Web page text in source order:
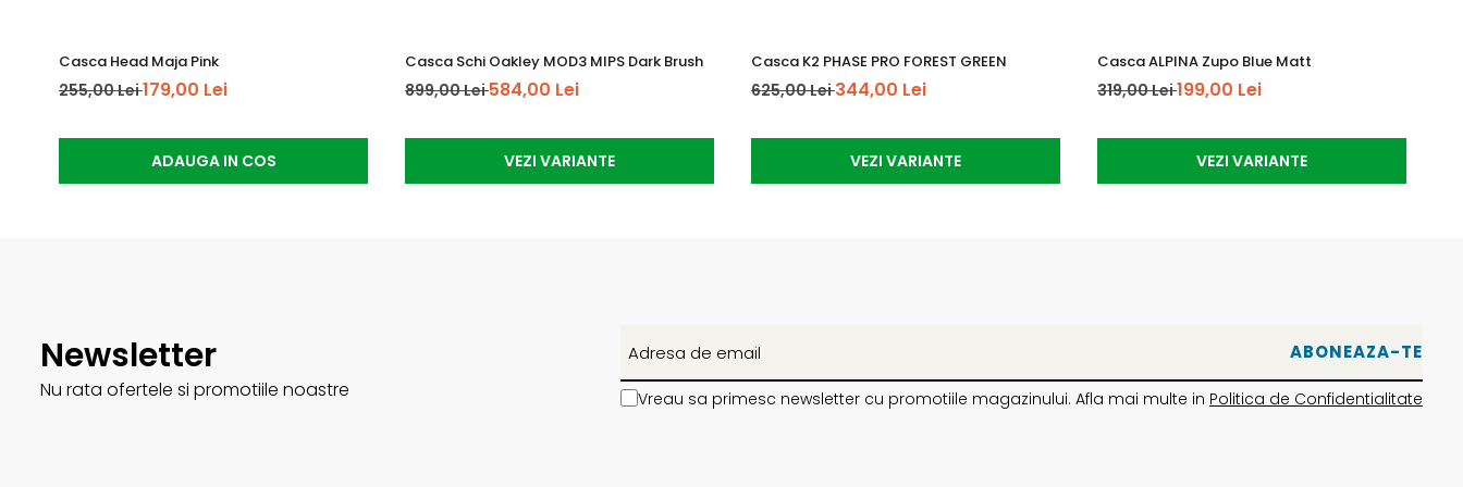
Casca Head Maja Pink
255,00 Lei179,00 Lei
ADAUGA IN COS
Casca Schi Oakley MOD3 MIPS Dark Brush
899,00 Lei584,00 Lei
VEZI VARIANTE
Casca K2 PHASE PRO FOREST GREEN
625,00 Lei344,00 Lei
VEZI VARIANTE
Casca ALPINA Zupo Blue Matt
319,00 Lei199,00 Lei
VEZI VARIANTE
Newsletter
Nu rata ofertele si promotiile noastre Vreau sa primesc newsletter cu promotiile magazinului. Afla mai multe in Politica de Confidentialitate